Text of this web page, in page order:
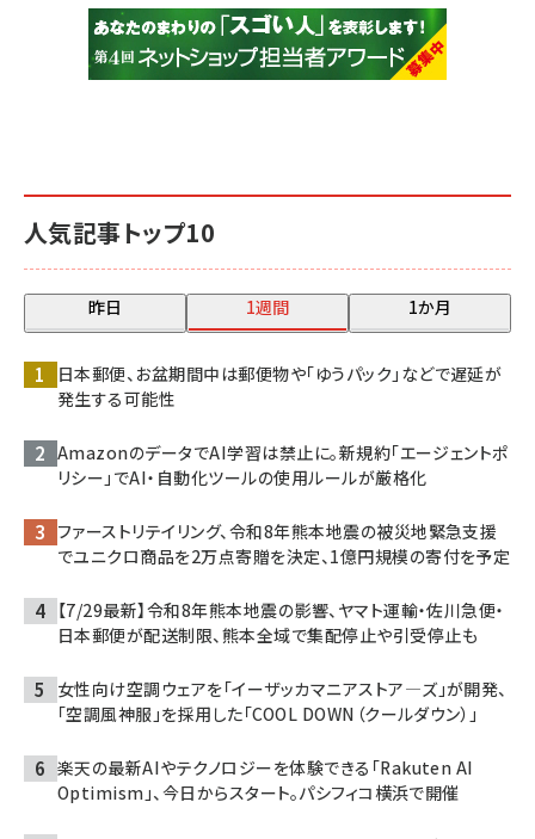
人気記事トップ10
昨日 1週間 1か月
日本郵便、お盆期間中は郵便物や「ゆうパック」などで遅延が
発生する可能性
AmazonのデータでAI学習は禁止に。新規約「エージェントポ
リシー」でAI・自動化ツールの使用ルールが厳格化
ファーストリテイリング、令和8年熊本地震の被災地緊急支援
でユニクロ商品を2万点寄贈を決定、1億円規模の寄付を予定
【7/29最新】令和8年熊本地震の影響、ヤマト運輸・佐川急便・
日本郵便が配送制限、熊本全域で集配停止や引受停止も
女性向け空調ウェアを「イーザッカマニアストア―ズ」が開発、
「空調風神服」を採用した「COOL DOWN（クールダウン）」
楽天の最新AIやテクノロジーを体験できる「Rakuten AI
Optimism」、今日からスタート。パシフィコ横浜で開催